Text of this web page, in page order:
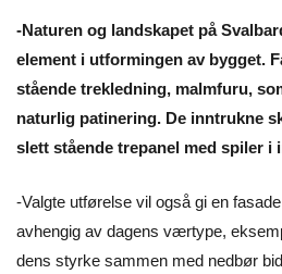
-Naturen og landskapet på
element i utformingen av bygget.
stående trekledning, malmfuru,
naturlig patinering. De inntrukne
slett stående trepanel med spiler
-Valgte utførelse vil også gi en
avhengig av dagens værtype,
dens styrke sammen med nedbør